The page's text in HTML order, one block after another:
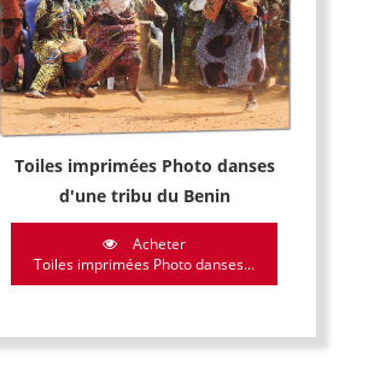
Toiles imprimées Photo danses
d'une tribu du Benin
Acheter
Toiles imprimées Photo danses...